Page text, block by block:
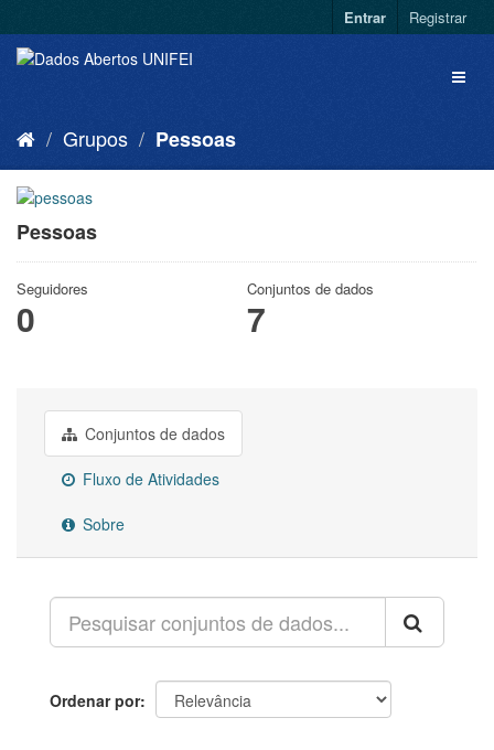
Entrar Registrar
Grupos Pessoas
Pessoas
Seguidores
0
Conjuntos de dados
7
Conjuntos de dados
Fluxo de Atividades
Sobre
Ordenar por